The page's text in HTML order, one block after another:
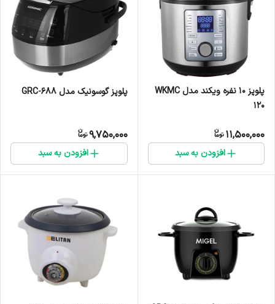
پلوپز 10 نفره ویکند مدل WKMC
120
11,500,000
افزودن به سبد
پلوپز گوسونیک مدل GRC-688
9,750,000
افزودن به سبد